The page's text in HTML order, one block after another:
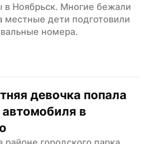
в Ноябрьск. Многие бежали
местные дети подготовили
номера.
девочка попала
в